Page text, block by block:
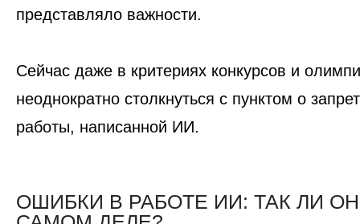
представляло важности.
Сейчас даже в критериях конкурсов и
неоднократно столкнуться с пунктом о
работы, написанной ИИ.
ОШИБКИ В РАБОТЕ ИИ: ТАК ЛИ